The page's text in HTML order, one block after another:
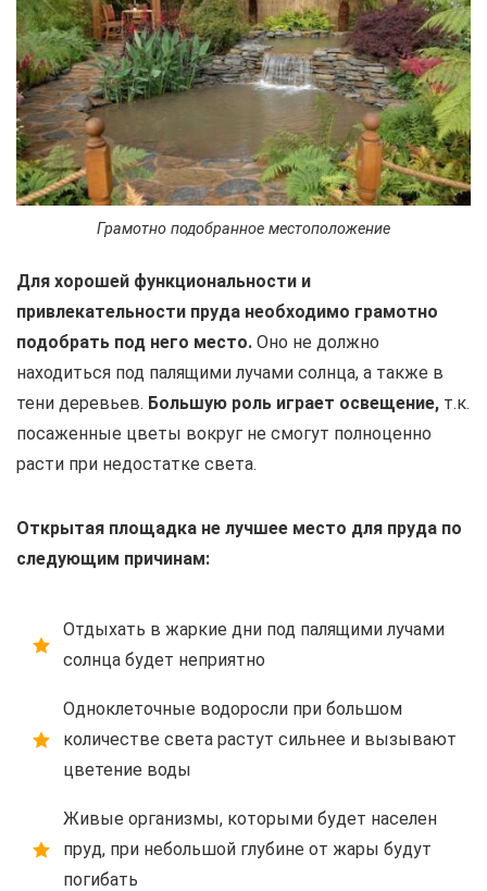
Грамотно подобранное местоположение
Для хорошей функциональности и
привлекательности пруда необходимо грамотно
подобрать под него место. Оно не должно
находиться под палящими лучами солнца, а также в
тени деревьев. Большую роль играет освещение, т.к.
посаженные цветы вокруг не смогут полноценно
расти при недостатке света.
Открытая площадка не лучшее место для пруда по
следующим причинам:
Отдыхать в жаркие дни под палящими лучами
солнца будет неприятно
Одноклеточные водоросли при большом
количестве света растут сильнее и вызывают
цветение воды
Живые организмы, которыми будет населен
пруд, при небольшой глубине от жары будут
погибать